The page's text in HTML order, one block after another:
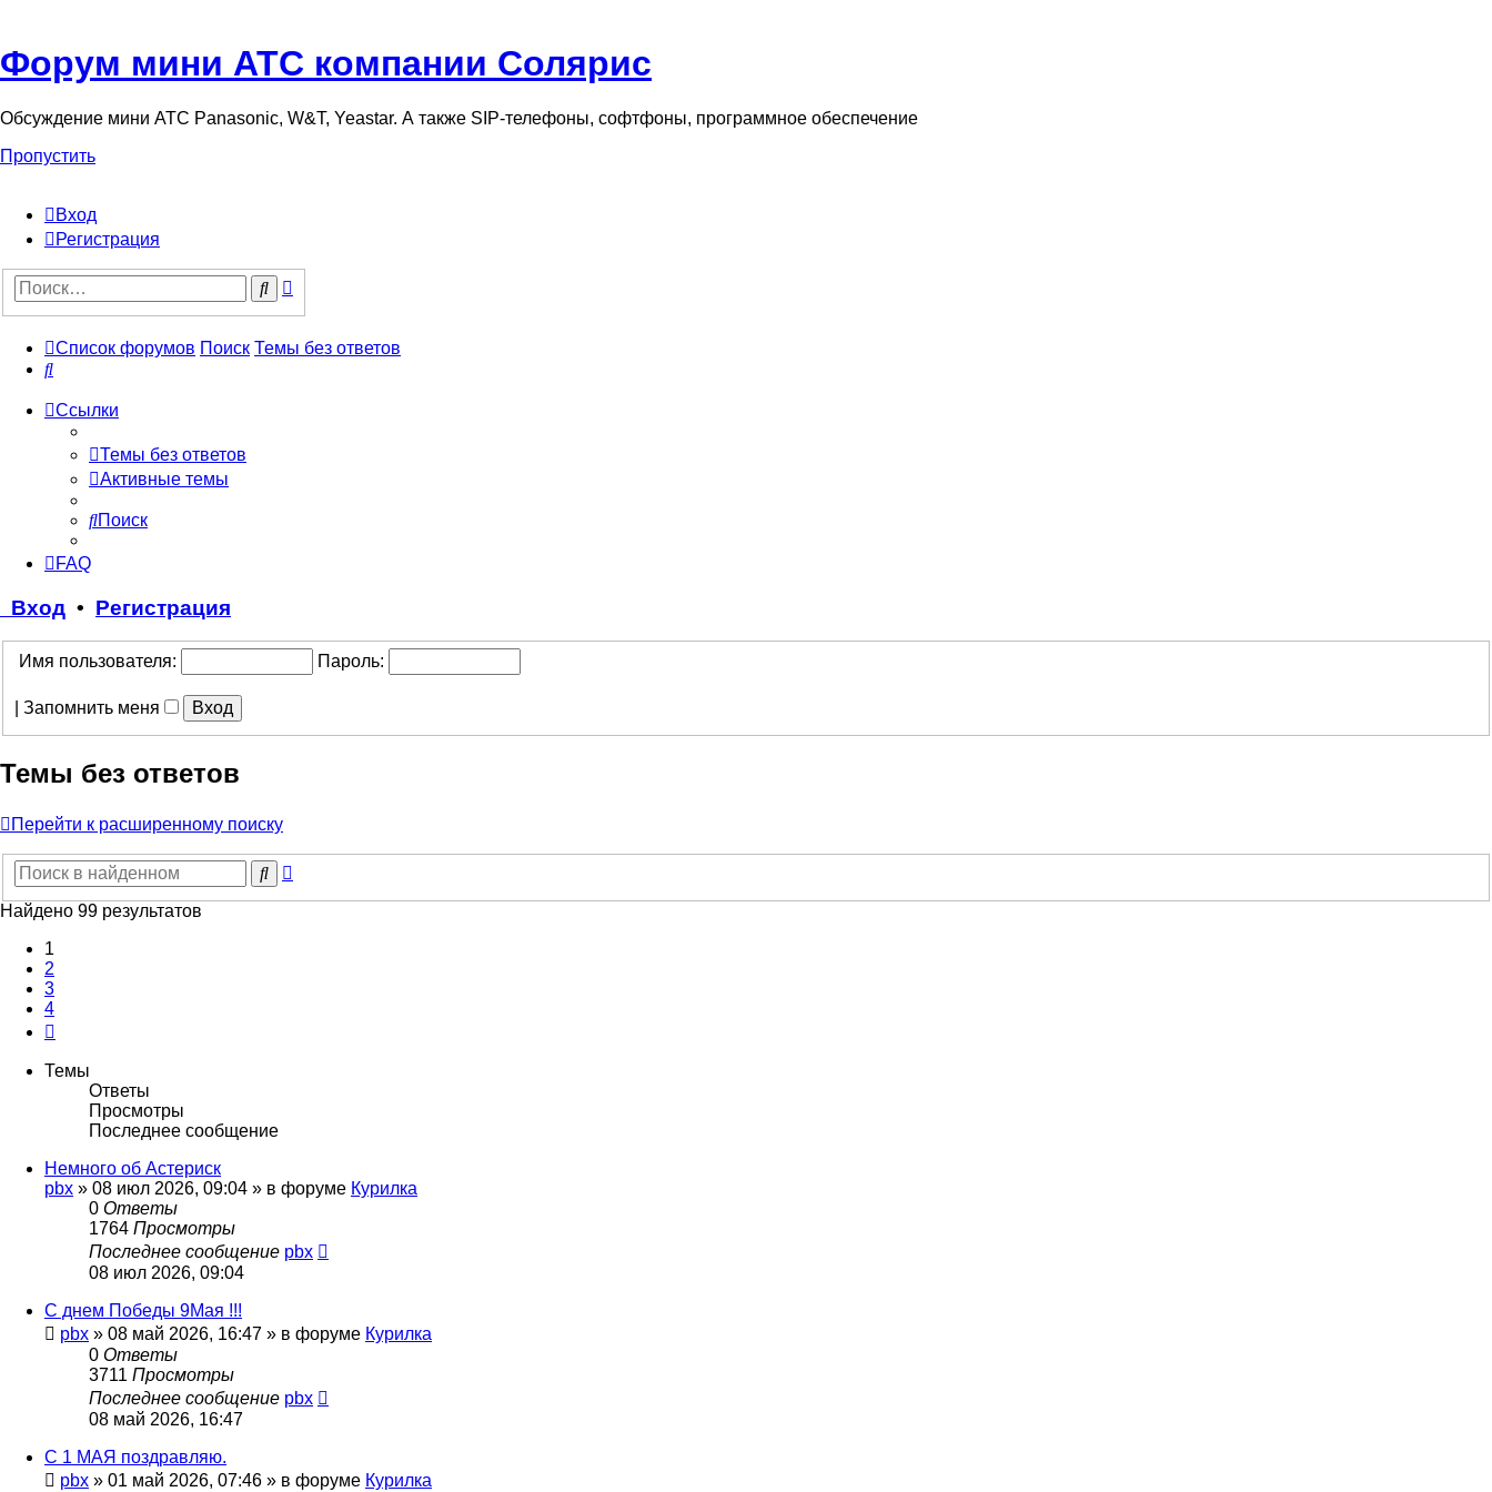
Форум мини АТС компании Солярис
Обсуждение мини АТС Panasonic, W&T, Yeastar. А также SIP-телефоны, софтфоны, программное обеспечение
Пропустить
Вход
Регистрация
Поиск
Список форумов Поиск Темы без ответов
Поиск
Ссылки
Темы без ответов
Активные темы
Поиск
FAQ
Вход • Регистрация
Имя пользователя: Пароль:
Запомнить меня
Темы без ответов
Перейти к расширенному поиску
Поиск
Найдено 99 результатов
1
2
3
4
Темы
Ответы
Просмотры
Последнее сообщение
Немного об Астериск
pbx » 08 июл 2026, 09:04 » в форуме Курилка
0 Ответы
1764 Просмотры
Последнее сообщение pbx
08 июл 2026, 09:04
С днем Победы 9Мая !!!
pbx » 08 май 2026, 16:47 » в форуме Курилка
0 Ответы
3711 Просмотры
Последнее сообщение pbx
08 май 2026, 16:47
С 1 МАЯ поздравляю.
pbx » 01 май 2026, 07:46 » в форуме Курилка